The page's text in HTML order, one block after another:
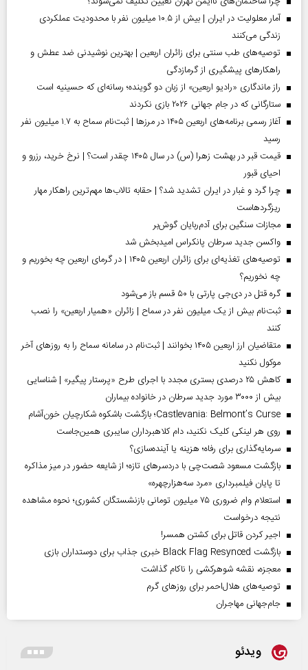
آمار معلولیت در ایران | بیش از ۱۰.۵ میلیون نفر با محدودیت عملکردی
زندگی می‌کنند
توصیه‌های طب سنتی برای زائران اربعین | بهترین نوشیدنی ضد عطش و
راهکارهای پیشگیری از گرمازدگی
راز ماندگاری «رادیو اربعین» از زبان دو گوینده؛ رسانه‌ای که حسینیه است
ستارگانی که در جام جهانی ۲۰۲۶ بازی نکردند
آغاز رسمی برنامه‌های اربعین ۱۴۰۵ در مرز‌ها | ثبت‌نام سماح به ۱.۷ میلیون نفر
رسید
قیمت قبر در بهشت زهرا (س) در سال ۱۴۰۵ چقدر است؟ | نرخ خرید، رزرو و
احیای قبور
چرا گرد و غبار در ایران تشدید شد؟ | حقابه تالاب‌ها مهم‌ترین راهکار مهار
ریزگردهاست
مجازات سنگین برای آدم‌ربایان گوش‌بر
واکسن جدید سرطان پانکراس امیدبخش شد
توصیه‌های تغذیه‌ای برای زائران اربعین ۱۴۰۵ | در گرمای اربعین چه بخوریم و
چه نخوریم؟
گره قتل در دی‌جی پارتی با ۵۰ قسم باز می‌شود
ثبت‌نام بیش از یک میلیون نفر در سماح | زائران «همیار اربعین» را نصب
کنند
متقاضیان ارز اربعین ۱۴۰۵ بخوانند | ثبت‌نام در سامانه سماح را به روز‌های آخر
موکول نکنید
کاهش ۲۵ درصدی بستری مجدد با اجرای طرح «پرستار پیگیر» | شناسایی
بیش از ۳۰۰۰ مورد جدید سرطان در خانواده بیماران
Castlevania: Belmont’s Curse؛ بازگشت باشکوه شکارچیان خون‌آشام
روی هر لینکی کلیک نکنید، دام کلاهبرداران سایبری همین‌جاست
سرمایه‌گذاری برای رفاه؛ هزینه یا آینده‌سازی؟
بازگشت مسعود شصت‌چی با دردسر‌های تازه؛ از شایعه حضور در میز مذاکره
تا پایان فیلمبرداری «مرد سه‌هزارچهره»
استعلام وام ضروری ۷۵ میلیون تومانی بازنشستگان کشوری؛ نحوه مشاهده
نتیجه درخواست
اجیر کردن قاتل برای کشتن همسر!
بازگشت Black Flag Resynced خبری جذاب برای دوستداران بازی
معجزه، نقشه شوهرکشی را ناکام گذاشت
توصیه‌های هلال‌احمر برای روز‌های گرم
جام‌جهانی مهاجران
ویدئو